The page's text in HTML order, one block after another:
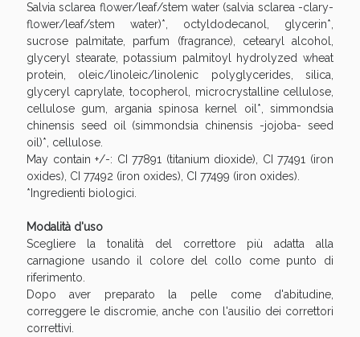
Salvia sclarea flower/leaf/stem water (salvia sclarea -clary-
flower/leaf/stem water)*, octyldodecanol, glycerin*,
sucrose palmitate, parfum (fragrance), cetearyl alcohol,
glyceryl stearate, potassium palmitoyl hydrolyzed wheat
protein, oleic/linoleic/linolenic polyglycerides, silica,
glyceryl caprylate, tocopherol, microcrystalline cellulose,
cellulose gum, argania spinosa kernel oil*, simmondsia
chinensis seed oil (simmondsia chinensis -jojoba- seed
oil)*, cellulose.
May contain +/-: CI 77891 (titanium dioxide), CI 77491 (iron
oxides), CI 77492 (iron oxides), CI 77499 (iron oxides).
*Ingredienti biologici.
Modalità d'uso
Scegliere la tonalità del correttore più adatta alla
carnagione usando il colore del collo come punto di
riferimento.
Dopo aver preparato la pelle come d'abitudine,
correggere le discromie, anche con l'ausilio dei correttori
correttivi.
Vie Urinarie e Prostata: Sconti fino al 45% oggi!